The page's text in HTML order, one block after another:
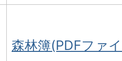
森林簿(PDFファ